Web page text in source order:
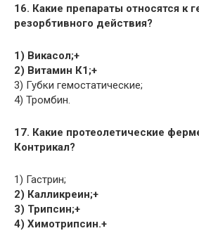
16. Какие препараты относятся к
резорбтивного действия?
1) Викасол;+
2) Витамин К1;+
3) Губки гемостатические;
4) Тромбин.
17. Какие протеолетические
Контрикал?
1) Гастрин;
2) Калликреин;+
3) Трипсин;+
4) Химотрипсин.+